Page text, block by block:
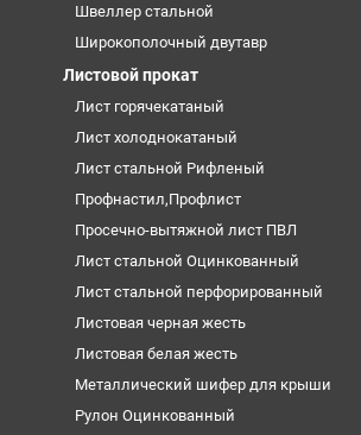
Швеллер стальной
Широкополочный двутавр
Листовой прокат
Лист горячекатаный
Лист холоднокатаный
Лист стальной Рифленый
Профнастил,Профлист
Просечно-вытяжной лист ПВЛ
Лист стальной Оцинкованный
Лист стальной перфорированный
Листовая черная жесть
Листовая белая жесть
Металлический шифер для крыши
Рулон Оцинкованный